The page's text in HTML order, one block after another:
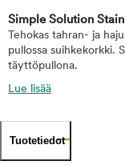
Simple Solution
Tehokas tahran- ja
pullossa suihkekorkki.
täyttöpullona.
Lue lisää
Tuotetiedot